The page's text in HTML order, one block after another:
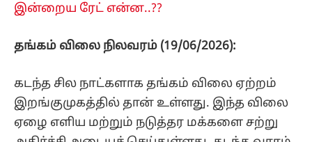
இன்றைய ரேட் என்ன..??
தங்கம் விலை நிலவரம் (19/06/2026):
கடந்த சில நாட்களாக தங்கம் விலை ஏற்றம்
இறங்குமுகத்தில் தான் உள்ளது. இந்த விலை
ஏழை எளிய மற்றும் நடுத்தர மக்களை சற்று